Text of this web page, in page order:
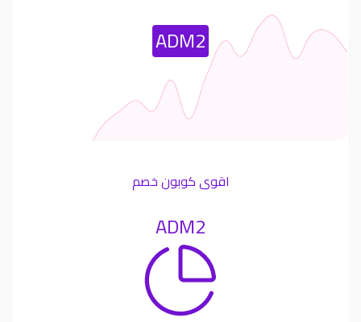
Most Used CouponADM2
اقوى كوبون خصم
ADM2